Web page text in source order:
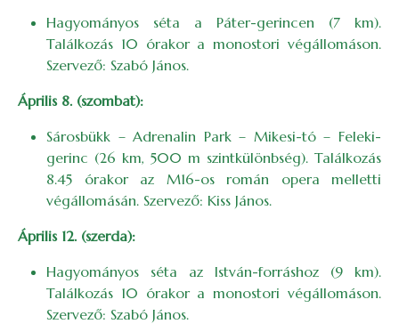
Hagyományos séta a Páter-gerincen (7 km).
Találkozás 10 órakor a monostori végállomáson.
Szervező: Szabó János.
Április 8. (szombat):
Sárosbükk – Adrenalin Park – Mikesi-tó – Feleki-
gerinc (26 km, 500 m szintkülönbség). Találkozás
8.45 órakor az M16-os román opera melletti
végállomásán. Szervező: Kiss János.
Április 12. (szerda):
Hagyományos séta az István-forráshoz (9 km).
Találkozás 10 órakor a monostori végállomáson.
Szervező: Szabó János.